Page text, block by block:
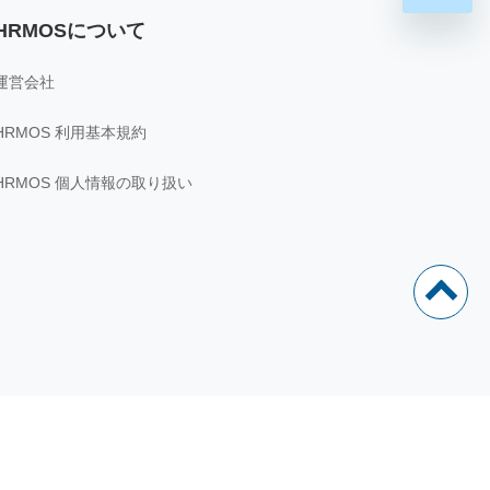
について
営会社
利用基本規約
個人情報の取り扱い